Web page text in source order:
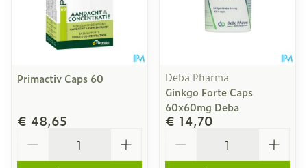
Primactiv Caps 60
€ 48,65
Deba Pharma
Ginkgo Forte Caps
60x60mg Deba
€ 14,70